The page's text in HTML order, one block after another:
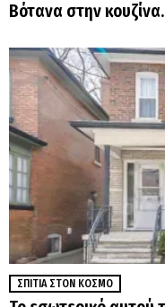
Βότανα στην
ΣΠΊΤΙΑ ΣΤΟΝ ΚΌΣΜΟ